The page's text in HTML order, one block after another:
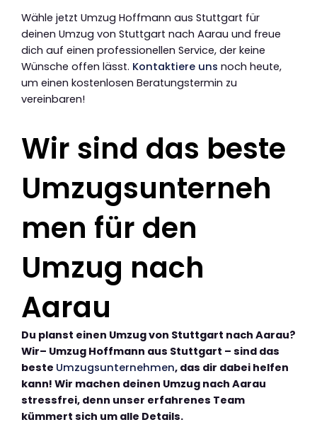
Wähle jetzt Umzug Hoffmann aus Stuttgart für
deinen Umzug von Stuttgart nach Aarau und freue
dich auf einen professionellen Service, der keine
Wünsche offen lässt. Kontaktiere uns noch heute,
um einen kostenlosen Beratungstermin zu
vereinbaren!
Wir sind das beste
Umzugsunterneh
men für den
Umzug nach
Aarau
Du planst einen Umzug von Stuttgart nach Aarau?
Wir– Umzug Hoffmann aus Stuttgart – sind das
beste Umzugsunternehmen, das dir dabei helfen
kann! Wir machen deinen Umzug nach Aarau
stressfrei, denn unser erfahrenes Team
kümmert sich um alle Details.